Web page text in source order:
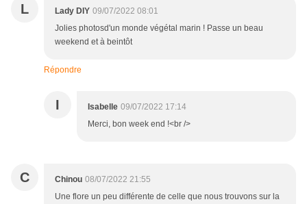
L Lady DIY 09/07/2022 08:01
Jolies photosd'un monde végétal marin ! Passe un beau
weekend et à beintôt
Répondre
I Isabelle 09/07/2022 17:14
Merci, bon week end !<br />
C Chinou 08/07/2022 21:55
Une flore un peu différente de celle que nous trouvons sur la